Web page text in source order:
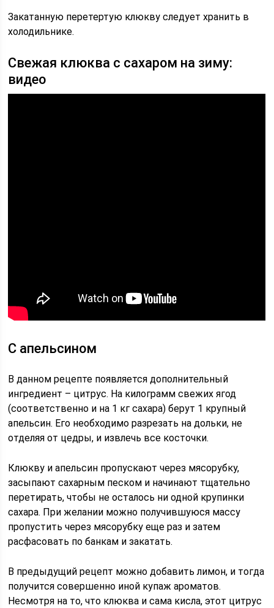
Закатанную перетертую клюкву следует хранить в
холодильнике.
Свежая клюква с сахаром на зиму:
видео
С апельсином
В данном рецепте появляется дополнительный
ингредиент – цитрус. На килограмм свежих ягод
(соответственно и на 1 кг сахара) берут 1 крупный
апельсин. Его необходимо разрезать на дольки, не
отделяя от цедры, и извлечь все косточки.
Клюкву и апельсин пропускают через мясорубку,
засыпают сахарным песком и начинают тщательно
перетирать, чтобы не осталось ни одной крупинки
сахара. При желании можно получившуюся массу
пропустить через мясорубку еще раз и затем
расфасовать по банкам и закатать.
В предыдущий рецепт можно добавить лимон, и тогда
получится совершенно иной купаж ароматов.
Несмотря на то, что клюква и сама кисла, этот цитрус